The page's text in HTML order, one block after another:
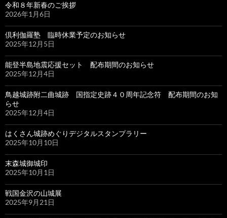
令和８年新春のご挨拶
2026年1月6日
倶利伽羅塾 臨時休業予定のお知らせ
2025年12月5日
能登半島地震応援セット 配布期間のお知らせ
2025年12月4日
鳥越城跡附二曲城跡 国指定史跡４０周年記念符 配布期間のお知
らせ
2025年12月4日
はくさん城跡めぐりデジタルスタンプラリー
2025年10月10日
末森城御城印
2025年10月1日
戦国金沢の山城展
2025年9月21日